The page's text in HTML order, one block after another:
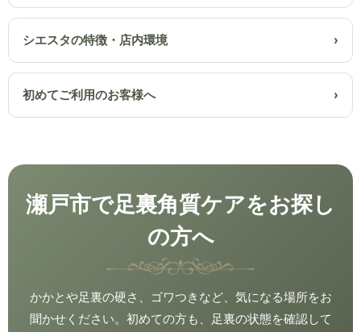
シエスタの特徴・店内環境
初めてご利用のお客様へ
瀬戸市で足裏角質ケアをお探し
の方へ
かかとや足裏の硬さ、ゴワつきなど、気になる場所をお
聞かせください。初めての方も、足裏の状態を確認して